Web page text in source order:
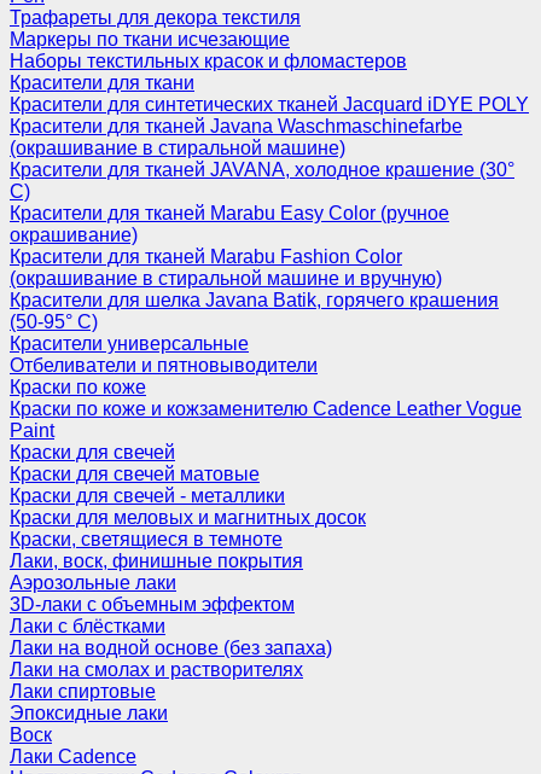
Трафареты для декора текстиля
Маркеры по ткани исчезающие
Наборы текстильных красок и фломастеров
Красители для ткани
Красители для синтетических тканей Jacquard iDYE POLY
Красители для тканей Javana Waschmaschinefarbe
(окрашивание в стиральной машине)
Красители для тканей JAVANA, холодное крашение (30°
С)
Красители для тканей Marabu Easy Color (ручное
окрашивание)
Красители для тканей Marabu Fashion Color
(окрашивание в стиральной машине и вручную)
Красители для шелка Javana Batik, горячего крашения
(50-95° С)
Красители универсальные
Отбеливатели и пятновыводители
Краски по коже
Краски по коже и кожзаменителю Cadence Leather Vogue
Paint
Краски для свечей
Краски для свечей матовые
Краски для свечей - металлики
Краски для меловых и магнитных досок
Краски, светящиеся в темноте
Лаки, воск, финишные покрытия
Аэрозольные лаки
3D-лаки с объемным эффектом
Лаки с блёстками
Лаки на водной основе (без запаха)
Лаки на смолах и растворителях
Лаки спиртовые
Эпоксидные лаки
Воск
Лаки Cadence